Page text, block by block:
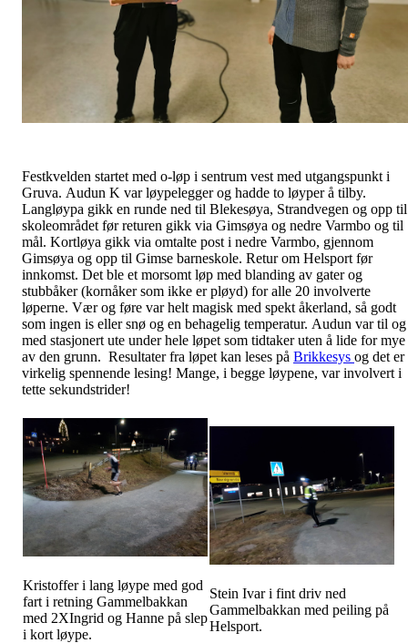
Festkvelden startet med o-løp i sentrum vest med utgangspunkt i
Gruva. Audun K var løypelegger og hadde to løyper å tilby.
Langløypa gikk en runde ned til Blekesøya, Strandvegen og opp til
skoleområdet før returen gikk via Gimsøya og nedre Varmbo og til
mål. Kortløya gikk via omtalte post i nedre Varmbo, gjennom
Gimsøya og opp til Gimse barneskole. Retur om Helsport før
innkomst. Det ble et morsomt løp med blanding av gater og
stubbåker (kornåker som ikke er pløyd) for alle 20 involverte
løperne. Vær og føre var helt magisk med spekt åkerland, så godt
som ingen is eller snø og en behagelig temperatur. Audun var til og
med stasjonert ute under hele løpet som tidtaker uten å lide for mye
av den grunn. Resultater fra løpet kan leses på Brikkesys og det er
virkelig spennende lesing! Mange, i begge løypene, var involvert i
tette sekundstrider!
Kristoffer i lang løype med god
fart i retning Gammelbakkan
med 2XIngrid og Hanne på slep
i kort løype.
Stein Ivar i fint driv ned
Gammelbakkan med peiling på
Helsport.